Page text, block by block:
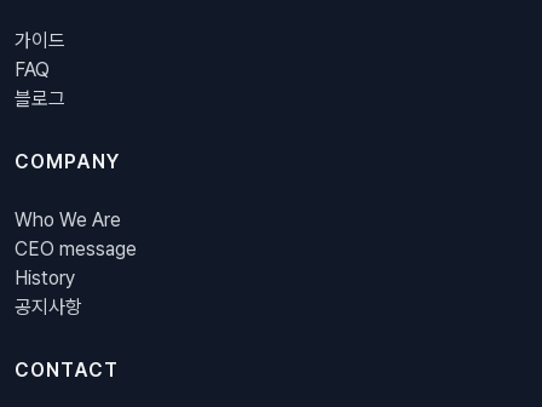
가이드
FAQ
블로그
COMPANY
Who We Are
CEO message
History
공지사항
CONTACT